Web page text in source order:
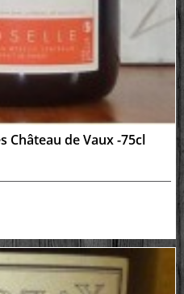
Château de Vaux -75cl